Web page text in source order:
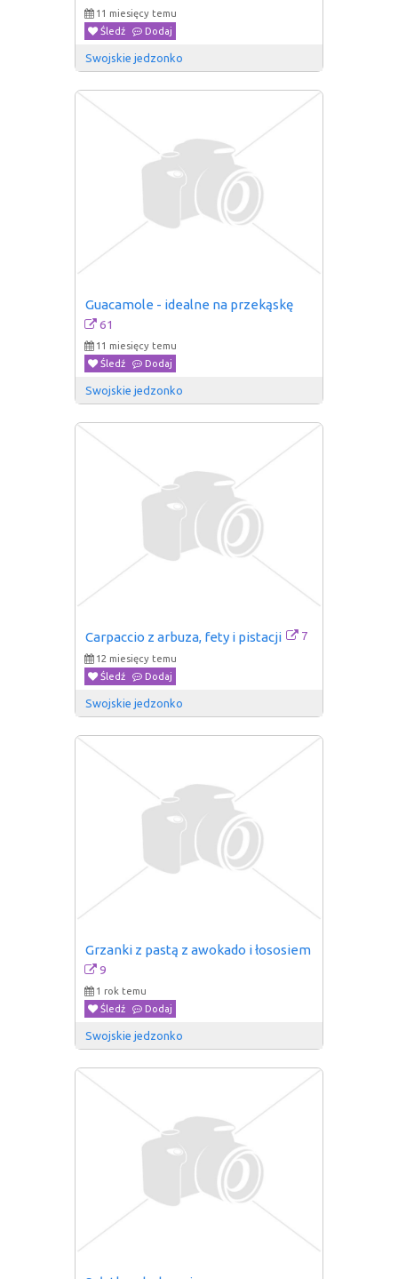
11 miesięcy temu
Śledź
Dodaj
Swojskie jedzonko
Guacamole - idealne na przekąskę
61
11 miesięcy temu
Śledź
Dodaj
Swojskie jedzonko
Carpaccio z arbuza, fety i pistacji 7
12 miesięcy temu
Śledź
Dodaj
Swojskie jedzonko
Grzanki z pastą z awokado i łososiem
9
1 rok temu
Śledź
Dodaj
Swojskie jedzonko